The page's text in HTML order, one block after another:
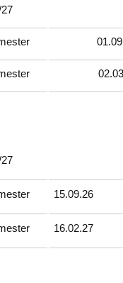
15.09.26
16.02.27